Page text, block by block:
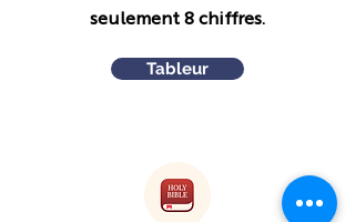
seulement 8 chiffres.
Tableur